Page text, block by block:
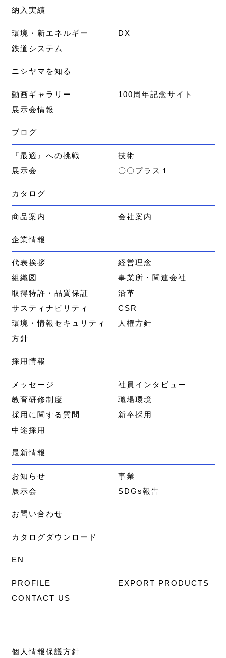
納入実績
環境・新エネルギー
DX
鉄道システム
ニシヤマを知る
動画ギャラリー
100周年記念サイト
展示会情報
ブログ
『最適』への挑戦
技術
展示会
〇〇プラス１
カタログ
商品案内 会社案内
企業情報
代表挨拶
経営理念
組織図
事業所・関連会社
取得特許・品質保証
沿革
サスティナビリティ
CSR
環境・情報セキュリティ
方針
人権方針
採用情報
メッセージ
社員インタビュー
教育研修制度
職場環境
採用に関する質問
新卒採用
中途採用
最新情報
お知らせ
事業
展示会
SDGs報告
お問い合わせ
カタログダウンロード
EN
PROFILE
EXPORT PRODUCTS
CONTACT US
個人情報保護方針